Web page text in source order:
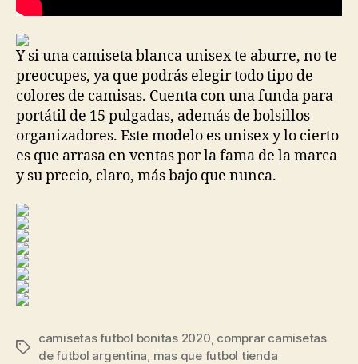
Y si una camiseta blanca unisex te aburre, no te
preocupes, ya que podrás elegir todo tipo de
colores de camisas. Cuenta con una funda para
portátil de 15 pulgadas, además de bolsillos
organizadores. Este modelo es unisex y lo cierto
es que arrasa en ventas por la fama de la marca
y su precio, claro, más bajo que nunca.
Etiquetas
camisetas futbol bonitas 2020, comprar camisetas
de futbol argentina, mas que futbol tienda